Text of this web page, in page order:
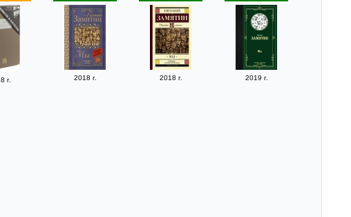
г. 2018 г. 2018 г. 2019 г.